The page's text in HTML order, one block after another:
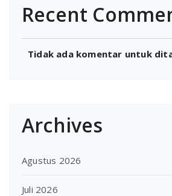
Recent
Tidak ada komentar untuk
Archives
Agustus 2026
Juli 2026